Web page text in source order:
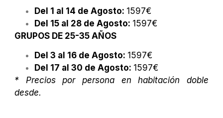
Del 1 al 14 de Agosto: 1597€
Del 15 al 28 de Agosto: 1597€
GRUPOS DE 25-35 AÑOS
Del 3 al 16 de Agosto: 1597€
Del 17 al 30 de Agosto: 1597€
* Precios por persona en habitación doble
desde.